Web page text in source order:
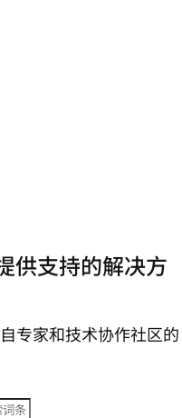
供支持的解决方
专家和技术协作社区的